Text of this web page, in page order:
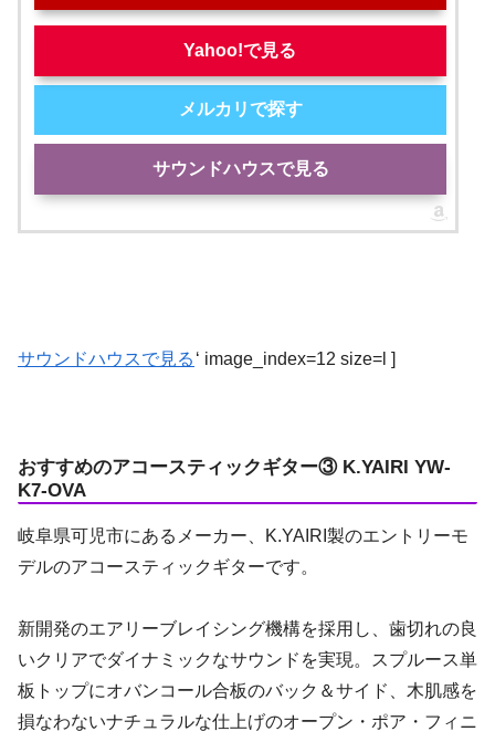
Yahoo!で見る
メルカリで探す
サウンドハウスで見る
サウンドハウスで見る ‘ image_index=12 size=l ]
おすすめのアコースティックギター③ K.YAIRI YW-
K7-OVA
岐阜県可児市にあるメーカー、K.YAIRI製のエントリーモ
デルのアコースティックギターです。
新開発のエアリーブレイシング機構を採用し、歯切れの良
いクリアでダイナミックなサウンドを実現。スプルース単
板トップにオバンコール合板のバック＆サイド、木肌感を
損なわないナチュラルな仕上げのオープン・ポア・フィニ